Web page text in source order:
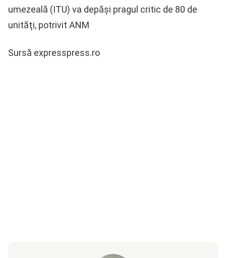
umezeală (ITU) va depăşi pragul critic de 80 de
unităţi, potrivit ANM
Sursă expresspress.ro